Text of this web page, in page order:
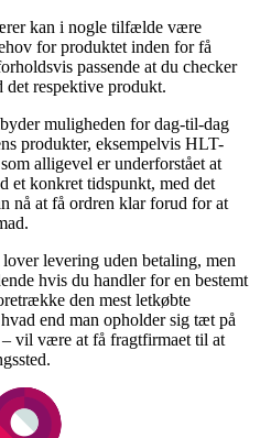
kan i nogle tilfælde være
for produktet inden for få
passende at du checker
det respektive produkt.
muligheden for dag-til-dag
produkter, eksempelvis HLT-
alligevel er underforstået at
et konkret tidspunkt, med det
nå at få ordren klar forud for at
levering uden betaling, men
hvis du handler for en bestemt
den mest letkøbte
end man opholder sig tæt på
vil være at få fragtfirmaet til at